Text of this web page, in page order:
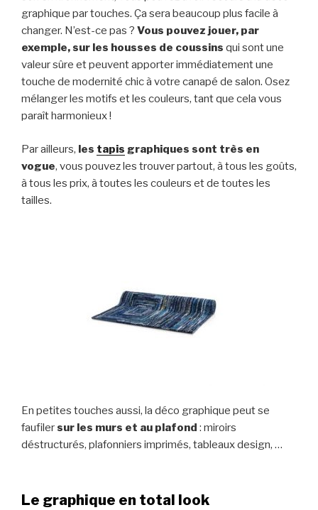
graphique par touches. Ça sera beaucoup plus facile à
changer. N’est-ce pas ? Vous pouvez jouer, par
exemple, sur les housses de coussins qui sont une
valeur sûre et peuvent apporter immédiatement une
touche de modernité chic à votre canapé de salon. Osez
mélanger les motifs et les couleurs, tant que cela vous
paraît harmonieux !
Par ailleurs, les tapis graphiques sont très en
vogue, vous pouvez les trouver partout, à tous les goûts,
à tous les prix, à toutes les couleurs et de toutes les
tailles.
En petites touches aussi, la déco graphique peut se
faufilersur les murs et au plafond : miroirs
déstructurés, plafonniers imprimés, tableaux design, …
Le graphique en total look